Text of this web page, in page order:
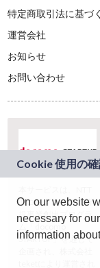
特定商取引法に基づ
運営会社
お知らせ
お問い合わせ
ドコモグループの新
規事業創出プログラ
ム「docomo
STARTUP」を通じて
On our website
necessary for
information